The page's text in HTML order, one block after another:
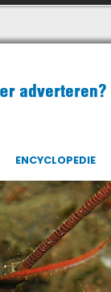
ENCYCLOPEDIE